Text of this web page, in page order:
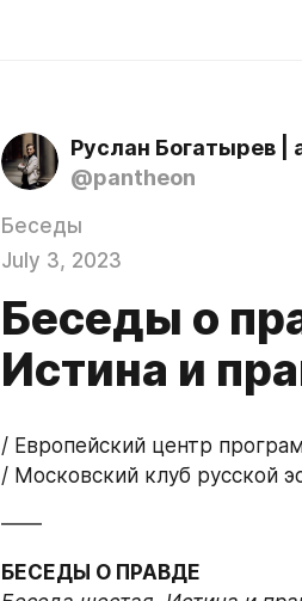
@pantheon
Беседы
July 3, 2023
Беседы о
Истина и
/ Европейский центр
/ Московский клуб русской
——
БЕСЕДЫ О ПРАВДЕ